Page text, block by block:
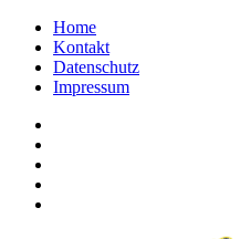
Home
Kontakt
Datenschutz
Impressum